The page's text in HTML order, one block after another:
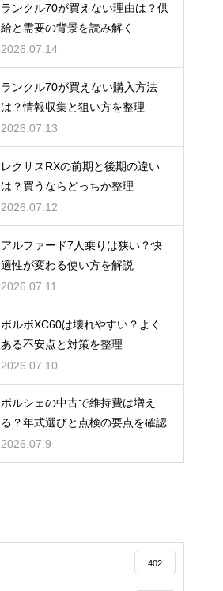
ランクル70が買えない理由は？供
給と需要の背景を読み解く
2026.07.14
ランクル70が買えない購入方法
は？情報収集と狙い方を整理
2026.07.13
レクサスRXの前期と後期の違い
は？買うならどっちか整理
2026.07.12
アルファード7人乗りは狭い？快
適性が変わる使い方を解説
2026.07.11
ボルボXC60は壊れやすい？よく
ある不安点と対策を整理
2026.07.10
ポルシェの中古で維持費は増え
る？年式選びと点検の要点を確認
2026.07.9
402